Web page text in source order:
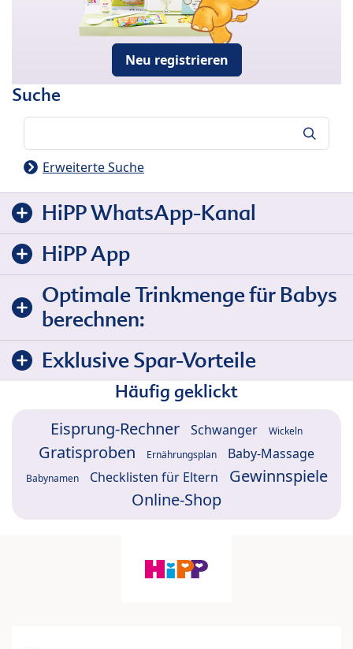
Neu registrieren
Suche
Erweiterte Suche
HiPP WhatsApp-Kanal
HiPP App
Optimale Trinkmenge für Babys
berechnen:
Exklusive Spar-Vorteile
Häufig geklickt
Eisprung-Rechner Schwanger Wickeln
Gratisproben Ernährungsplan Baby-Massage
Babynamen Checklisten für Eltern
Gewinnspiele
Online-Shop